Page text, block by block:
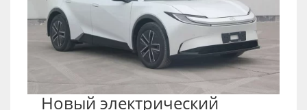
Новый электрический